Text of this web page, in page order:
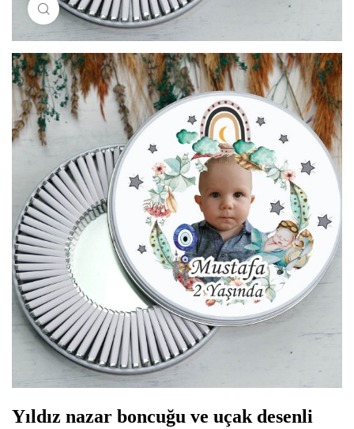
Resimi büyütmek için tıklayın
Yıldız nazar boncuğu ve uçak desenli